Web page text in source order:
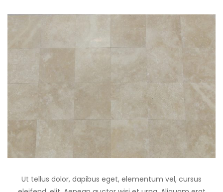
Ut tellus dolor, dapibus eget, elementum vel, cursus